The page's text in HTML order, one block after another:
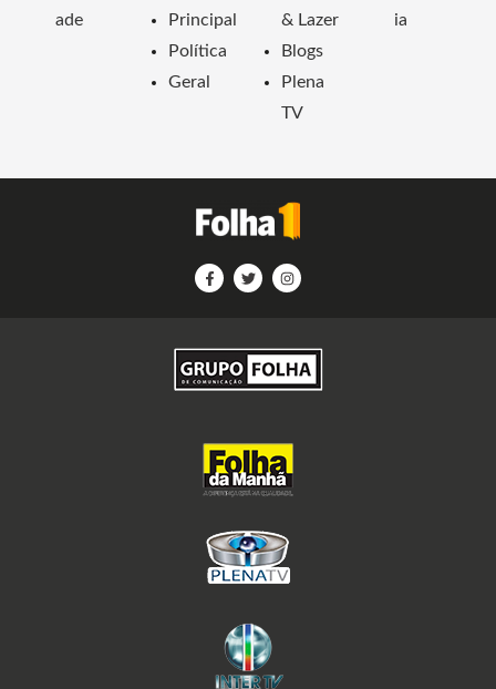
ade
Principal
Política
Geral
& Lazer
Blogs
Plena
TV
ia